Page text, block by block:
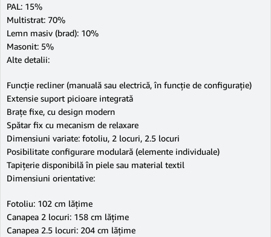
PAL: 15%
Multistrat: 70%
Lemn masiv (brad): 10%
Masonit: 5%
Alte detalii:
Funcție recliner (manuală sau electrică, în funcție de configurație)
Extensie suport picioare integrată
Brațe fixe, cu design modern
Spătar fix cu mecanism de relaxare
Dimensiuni variate: fotoliu, 2 locuri, 2.5 locuri
Posibilitate configurare modulară (elemente individuale)
Tapițerie disponibilă în piele sau material textil
Dimensiuni orientative:
Fotoliu: 102 cm lățime
Canapea 2 locuri: 158 cm lățime
Canapea 2.5 locuri: 204 cm lățime